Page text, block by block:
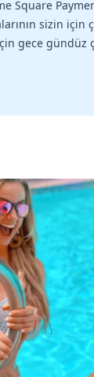
Square
sizin için
gece gündüz